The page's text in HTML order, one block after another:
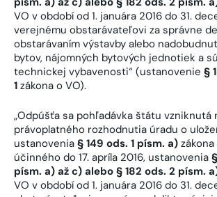
VO v období od 1. januára 2016 do 31.
verejnému obstarávateľovi za správne
obstarávaním výstavby alebo
bytov, nájomných bytových jednotiek a
technickej vybavenosti“ (ustanovenie §
1 zákona o VO).
„Odpúšťa sa pohľadávka štátu vzniknutá
právoplatného rozhodnutia úradu o
ustanovenia § 149 ods. 1 písm. a)
účinného do 17. apríla 2016, ustanovenia
písm. a) až c) alebo § 182 ods. 2 písm.
VO v období od 1. januára 2016 do 31.